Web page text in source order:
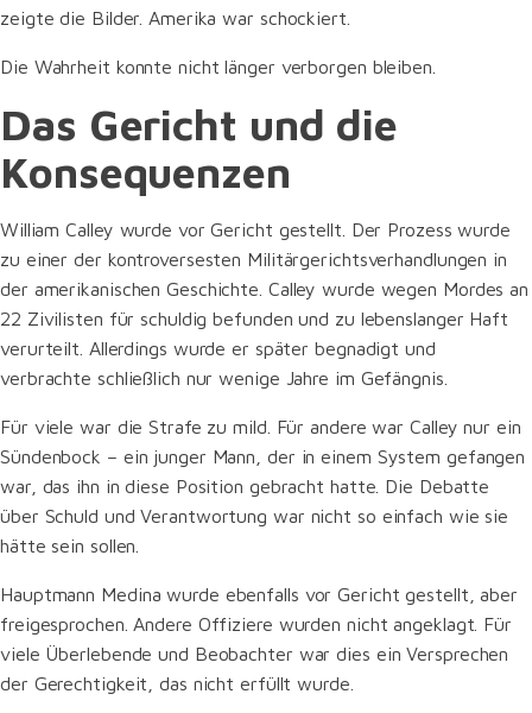
zeigte die Bilder. Amerika war schockiert.
Die Wahrheit konnte nicht länger verborgen bleiben.
Das Gericht und die
Konsequenzen
William Calley wurde vor Gericht gestellt. Der Prozess wurde
zu einer der kontroversesten Militärgerichtsverhandlungen in
der amerikanischen Geschichte. Calley wurde wegen Mordes an
22 Zivilisten für schuldig befunden und zu lebenslanger Haft
verurteilt. Allerdings wurde er später begnadigt und
verbrachte schließlich nur wenige Jahre im Gefängnis.
Für viele war die Strafe zu mild. Für andere war Calley nur ein
Sündenbock – ein junger Mann, der in einem System gefangen
war, das ihn in diese Position gebracht hatte. Die Debatte
über Schuld und Verantwortung war nicht so einfach wie sie
hätte sein sollen.
Hauptmann Medina wurde ebenfalls vor Gericht gestellt, aber
freigesprochen. Andere Offiziere wurden nicht angeklagt. Für
viele Überlebende und Beobachter war dies ein Versprechen
der Gerechtigkeit, das nicht erfüllt wurde.